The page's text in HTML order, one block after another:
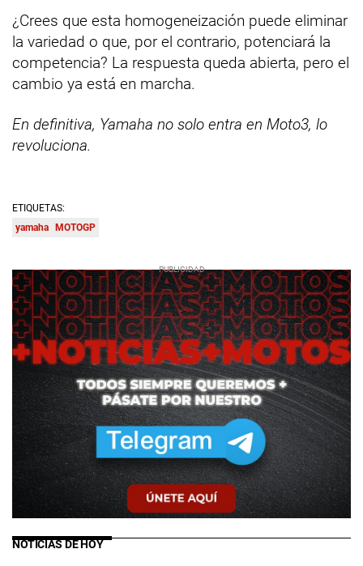
¿Crees que esta homogeneización puede eliminar
la variedad o que, por el contrario, potenciará la
competencia? La respuesta queda abierta, pero el
cambio ya está en marcha.
En definitiva, Yamaha no solo entra en Moto3, lo
revoluciona.
ETIQUETAS:
yamaha
MOTOGP
NOTICIAS DE HOY